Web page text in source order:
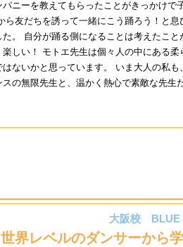
ニーを教えてもらったことがきっかけ
友だちを誘って一緒にこう踊ろう！と
。 自分が踊る側になることは考えたこ
しい！ モトエ先生は個々人の中にある
ないかと思っています。 いま大人の私
の無限先生と、温かく熱心で素敵な先
大阪校 BLUE
世界レベルのダンサーから